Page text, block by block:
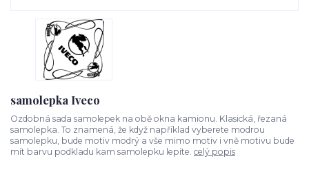
samolepka Iveco
Ozdobná sada samolepek na obě okna kamionu. Klasická, řezaná
samolepka. To znamená, že když například vyberete modrou
samolepku, bude motiv modrý a vše mimo motiv i vně motivu bude
mít barvu podkladu kam samolepku lepíte. celý popis